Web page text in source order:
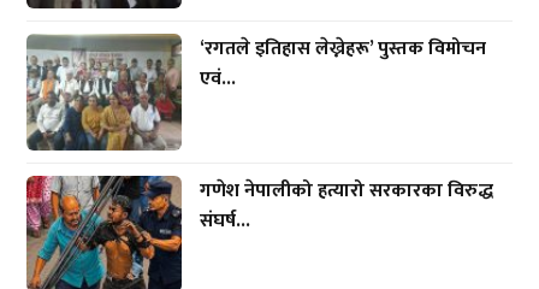
‘रगतले इतिहास लेख्नेहरू’ पुस्तक विमोचन
एवं...
गणेश नेपालीको हत्यारो सरकारका विरुद्ध
संघर्ष...